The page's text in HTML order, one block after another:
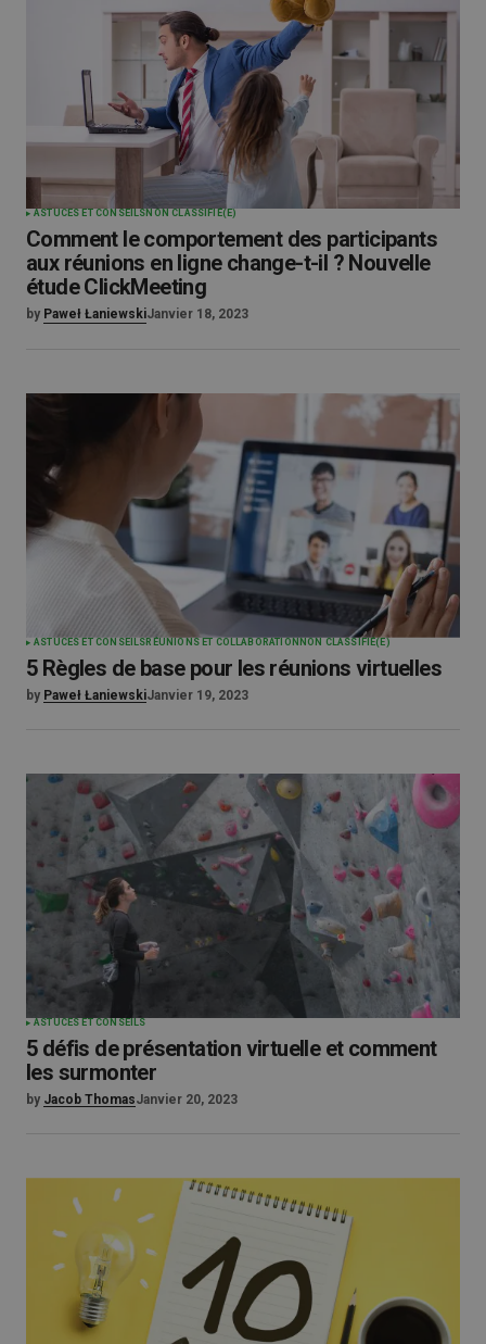
ASTUCES ET CONSEILS NON CLASSIFIÉ(E)
Comment le comportement des participants
aux réunions en ligne change-t-il ? Nouvelle
étude ClickMeeting
by Paweł ŁaniewskiJanvier 18, 2023
ASTUCES ET CONSEILS RÉUNIONS ET COLLABORATION NON CLASSIFIÉ(E)
5 Règles de base pour les réunions virtuelles
by Paweł ŁaniewskiJanvier 19, 2023
ASTUCES ET CONSEILS
5 défis de présentation virtuelle et comment
les surmonter
by Jacob ThomasJanvier 20, 2023